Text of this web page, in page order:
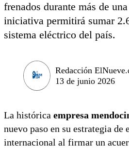
frenados durante más de
iniciativa permitirá sumar
sistema eléctrico del país.
Redacción
13 de junio 2026
La histórica empresa
nuevo paso en su estrategia de
internacional al firmar un